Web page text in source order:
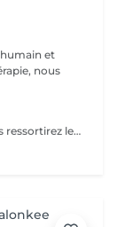
et
nous
Le massage du crâne et du visage duquel vous ressortirez les cheveux propres. Association de l'utilisation du massage, de l'eau et de la vapeur afin de vous garantir une séance vraiment relaxante. Utilisation de l'huile essentielle adaptée à votre cuir chevelu après analyse. Contre-indications : Extentions, tissages et tresses plaquées. Attendre 72h après une coloration. Accord médical nécéssaire en cas de chimiothérapie/rémission. Merci de nous informer en cas de grossesse ou allaitement afin d'adapter les produits utilisés.